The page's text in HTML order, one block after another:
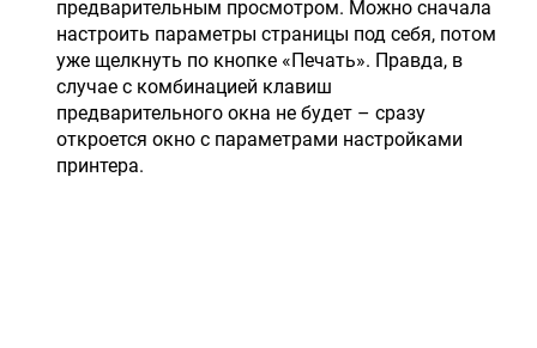
предварительным просмотром. Можно сначала
настроить параметры страницы под себя, потом
уже щелкнуть по кнопке «Печать». Правда, в
случае с комбинацией клавиш
предварительного окна не будет – сразу
откроется окно с параметрами настройками
принтера.